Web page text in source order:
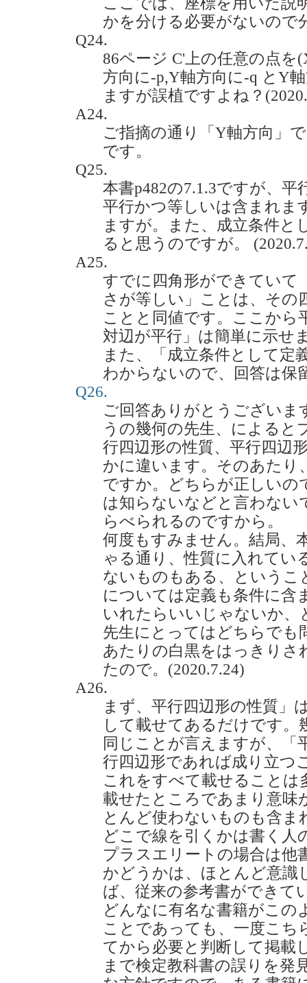
かを分ける必要がないので
Q24.
86ページ C'上の任意の点
方向に-p,Y軸方向に-q とY
ますが誤植ですよね？
A24.
ご指摘の通り「Y軸方向」
です。
Q25.
本書p482の7.1.3ですが、平
平行かつ等しいは含まれま
ますが。また、成立条件と
ると思うのですが。
A25.
すでに四角形ができていて
さが等しい」ことは、その
ことと同値です。ここから
対辺が平行」は簡単に示せ
また、「成立条件として定
わからないので、回答は保
Q26.
ご回答ありがとうございま
うの幾何の先生、によると
行四辺形の性質、平行四辺
かに違います。そのあたり
ですか。どちらが正しいの
は知らないなどと言わない
らべられるのですから。
何度もすみません。結局、
ゃる通り、性質に入れてい
ないものもある、というこ
については定義も条件に含
いれたらいいじゃないか
先生にとってはどちらでも
あたりの白黒をはっきりさ
たので。(2020.7.24)
A26.
まず、平行四辺形の性質」
して載せてあるだけです
同じことが言えますが、「
行四辺形であれば成り立つ
これをすべて載せることは
載せたところであまり意味
とんど使わないものも含
どこで線を引くかは書く人
プラスエリートの場合は他
かどうかは、ほとんど意識
ば、従来の参考書ができて
どんなに有名な書籍がこの
ことであっても、一度こち
てから必要と判断して掲載
まで検定教科書の誤りを発